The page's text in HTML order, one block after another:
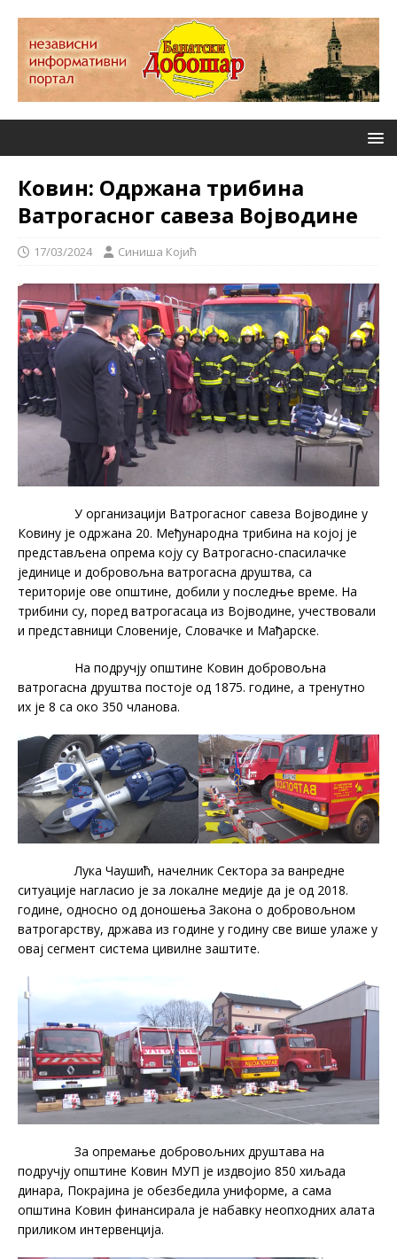
Ковин: Одржана трибина
Ватрогасног савеза Војводине
17/03/2024 Синиша Којић
У организацији Ватрогасног савеза Војводине у
Ковину је одржана 20. Међународна трибина на којој је
представљена опрема коју су Ватрогасно-спасилачке
јединице и добровољна ватрогасна друштва, са
територије ове општине, добили у последње време. На
трибини су, поред ватрогасаца из Војводине, учествовали
и представници Словеније, Словачке и Мађарске.
На подручју општине Ковин добровољна
ватрогасна друштва постоје од 1875. године, а тренутно
их је 8 са око 350 чланова.
Лука Чаушић, начелник Сектора за ванредне
ситуације нагласио је за локалне медије да је од 2018.
године, односно од доношења Закона о добровољном
ватрогарству, држава из године у годину све више улаже у
овај сегмент система цивилне заштите.
За опремање добровољних друштава на
подручју општине Ковин МУП је издвојио 850 хиљада
динара, Покрајина је обезбедила униформе, а сама
општина Ковин финансирала је набавку неопходних алата
приликом интервенција.